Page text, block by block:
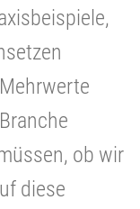
ob wir
diese